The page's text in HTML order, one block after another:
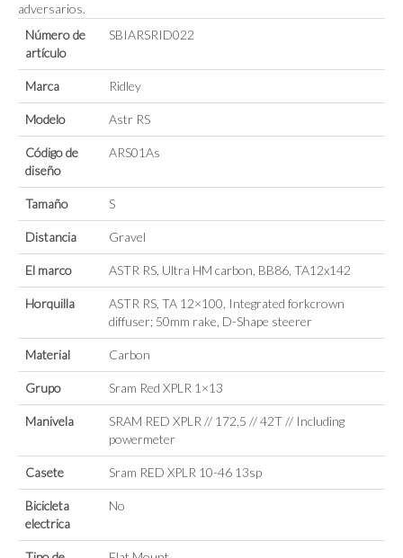
adversarios.
Número de
artículo
SBIARSRID022
Marca Ridley
Modelo Astr RS
Código de
diseño
ARS01As
Tamaño S
Distancia Gravel
El marco ASTR RS, Ultra HM carbon, BB86, TA12x142
Horquilla
ASTR RS, TA 12×100, Integrated forkcrown
diffuser; 50mm rake, D-Shape steerer
Material Carbon
Grupo Sram Red XPLR 1×13
Manivela
SRAM RED XPLR // 172,5 // 42T // Including
powermeter
Casete Sram RED XPLR 10-46 13sp
Bicicleta
electrica
No